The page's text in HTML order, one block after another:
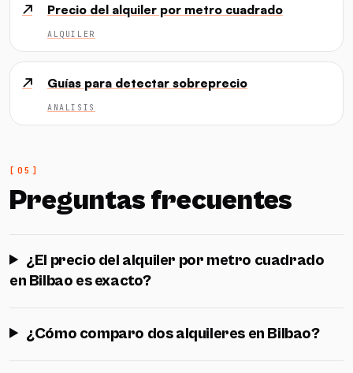
↗ Precio del alquiler por metro cuadrado
ALQUILER
↗ Guías para detectar sobreprecio
ANALISIS
Preguntas frecuentes
¿El precio del alquiler por metro cuadrado
en Bilbao es exacto?
¿Cómo comparo dos alquileres en Bilbao?